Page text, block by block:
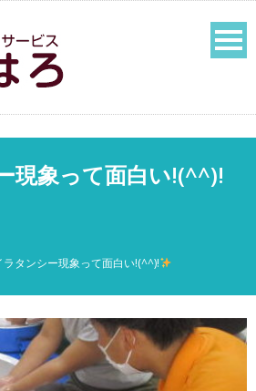
現象って面白い!(^^)!
ラタンシー現象って面白い!(^^)!